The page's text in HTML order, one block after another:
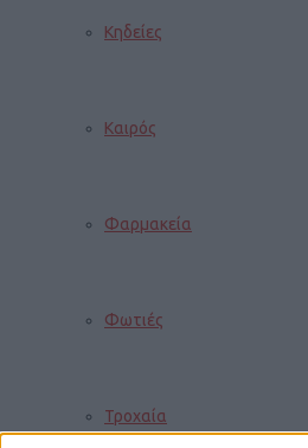
Κηδείες
Καιρός
Φαρμακεία
Φωτιές
Τροχαία